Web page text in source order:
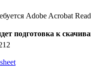
Adobe Acrobat
подготовка к